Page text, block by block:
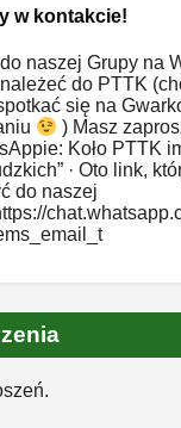
w kontakcie!
do naszej Grupy na
do PTTK
się na
) Masz
‎Koło PTTK
· Oto link,
do naszej